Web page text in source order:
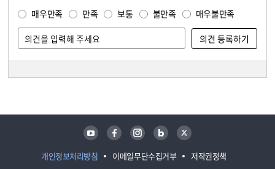
매우만족 만족 보통 불만족 매우불만족
개인정보처리방침 이메일무단수집거부 저작권정책
유튜브 페이스북 인스타그램 블로그 트위터